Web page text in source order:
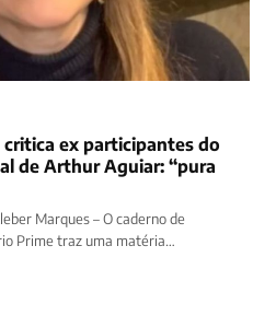
critica ex participantes do
de Arthur Aguiar: “pura
Marques – O caderno de
Prime traz uma matéria…